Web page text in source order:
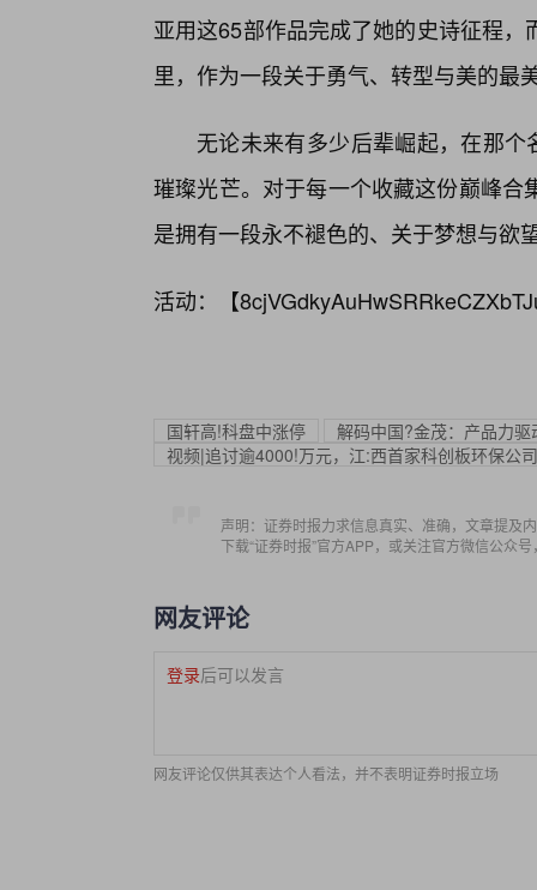
亚用这65部作品完成了她的史诗征程
里，作为一段关于勇气、转型与美的最
无论未来有多少后辈崛起，在那个
璀璨光芒。对于每一个收藏这份巅峰
是拥有一段永不褪色的、关于梦想与欲
活动：【
国轩高!科盘中涨停
解码中国?金茂：产品力驱
视频|追讨逾4000!万元，江:西首家科创板环保公
声明：证券时报力求信息真实、准确，文章提及
下载“证券时报”官方APP，或关注官方微信公众
网友评论
登录后可以发言
网友评论仅供其表达个人看法，并不表明证券时报立场